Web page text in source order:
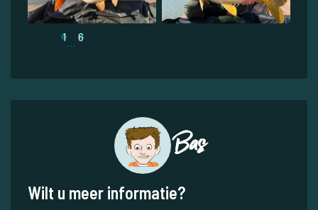
1... 6
Bas
Wilt u meer informatie?